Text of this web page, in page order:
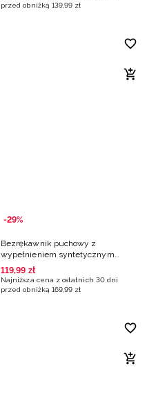
przed obniżką 139,99 zł
-29%
Bezrękawnik puchowy z
wypełnieniem syntetycznym
damski - niebieski
119,99 zł
Najniższa cena z ostatnich 30 dni
przed obniżką 169,99 zł